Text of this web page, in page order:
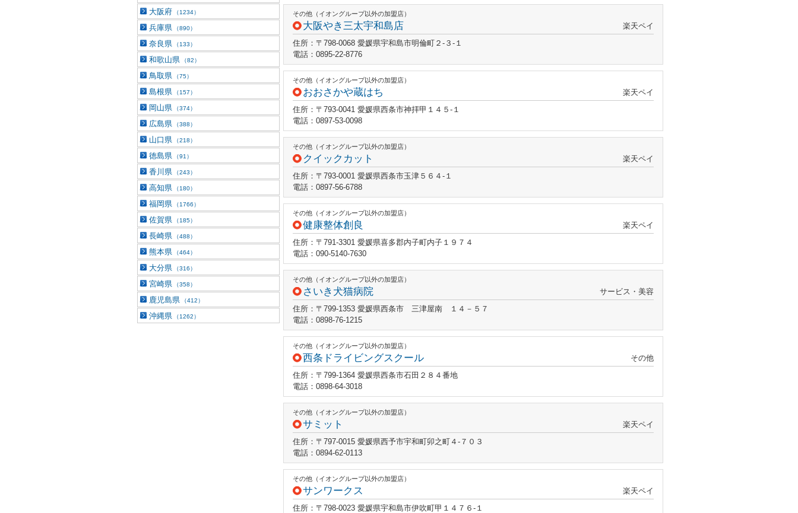
その他（イオングループ以外の加盟店）
大阪やき三太宇和島店
楽天ペイ
住所：〒798-0068 愛媛県宇和島市明倫町２‐３‐１
電話：0895-22-8776
その他（イオングループ以外の加盟店）
おおさかや蔵はち
楽天ペイ
住所：〒793-0041 愛媛県西条市神拝甲１４５‐１
電話：0897-53-0098
その他（イオングループ以外の加盟店）
クイックカット
楽天ペイ
住所：〒793-0001 愛媛県西条市玉津５６４‐１
電話：0897-56-6788
その他（イオングループ以外の加盟店）
健康整体創良
楽天ペイ
住所：〒791-3301 愛媛県喜多郡内子町内子１９７４
電話：090-5140-7630
その他（イオングループ以外の加盟店）
さいき犬猫病院
サービス・美容
住所：〒799-1353 愛媛県西条市 三津屋南 １４－５７
電話：0898-76-1215
その他（イオングループ以外の加盟店）
西条ドライビングスクール
その他
住所：〒799-1364 愛媛県西条市石田２８４番地
電話：0898-64-3018
その他（イオングループ以外の加盟店）
サミット
楽天ペイ
住所：〒797-0015 愛媛県西予市宇和町卯之町４‐７０３
電話：0894-62-0113
その他（イオングループ以外の加盟店）
サンワークス
楽天ペイ
住所：〒798-0023 愛媛県宇和島市伊吹町甲１４７６‐１
大阪府 （1234）
兵庫県 （890）
奈良県 （133）
和歌山県 （82）
鳥取県 （75）
島根県 （157）
岡山県 （374）
広島県 （388）
山口県 （218）
徳島県 （91）
香川県 （243）
高知県 （180）
福岡県 （1766）
佐賀県 （185）
長崎県 （488）
熊本県 （464）
大分県 （316）
宮崎県 （358）
鹿児島県 （412）
沖縄県 （1262）